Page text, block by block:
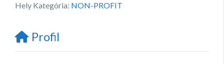
Hely Kategória: NON-PROFIT
Profil